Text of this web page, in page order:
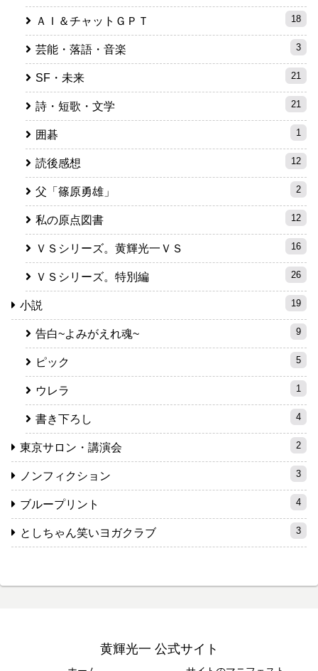
ＡＩ＆チャットＧＰＴ 18
芸能・落語・音楽 3
SF・未来 21
詩・短歌・文学 21
囲碁 1
読後感想 12
父「篠原勇雄」 2
私の原点図書 12
ＶＳシリーズ。黄輝光一ＶＳ 16
ＶＳシリーズ。特別編 26
小説 19
告白~よみがえれ魂~ 9
ピック 5
ウレラ 1
書き下ろし 4
東京サロン・講演会 2
ノンフィクション 3
ブループリント 4
としちゃん笑いヨガクラブ 3
黄輝光一 公式サイト